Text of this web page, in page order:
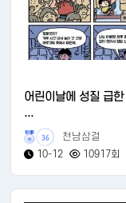
어린이날에 성질 급
...
36
천남삼걸
10-12
10917회